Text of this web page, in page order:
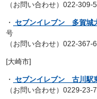
（お問い合わせ）022-309-
・ セブンイレブン 多賀城
号
（お問い合わせ）022-367-
[大崎市]
・ セブンイレブン 古川駅
（お問い合わせ）0229-23-